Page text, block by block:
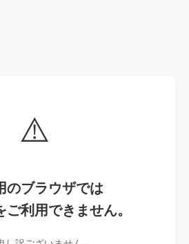
⚠️
のブラウザでは
利用できません。